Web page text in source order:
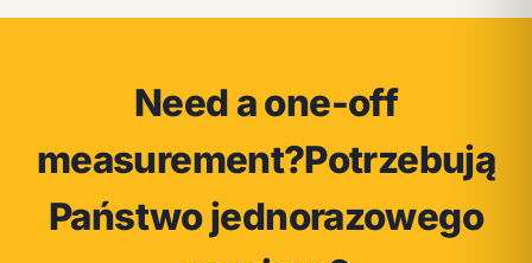
Need a one-off
measurement?Potrzebują
Państwo jednorazowego